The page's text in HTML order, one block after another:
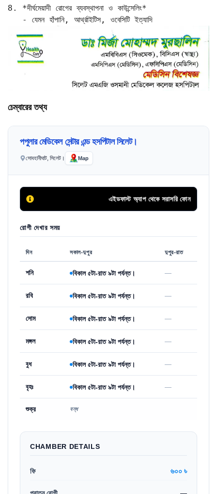
8. *দীর্ঘমেয়াদী রোগের ব্যবস্থাপনা ও কাউন্সেলিং*
   - যেমন হাঁপানি, আর্থ্রাইটিস, ওবেসিটি ইত্যাদি
চেম্বারের তথ্য
পপুলার মেডিকেল সেন্টার এন্ড হসপিটাল সিলেট।
সোবহানীঘাট, সিলেট। Map
এইডফাস্ট অ্যাপ থেকে সরাসরি ফোন কলের মাধ্যমে
রোগী দেখার সময়
দিন সকাল-দুপুর দুপুর-রাত
শনি বিকাল ৫টা-রাত ৯টা পর্যন্ত। —
রবি বিকাল ৫টা-রাত ৯টা পর্যন্ত। —
সোম বিকাল ৫টা-রাত ৯টা পর্যন্ত। —
মঙ্গল বিকাল ৫টা-রাত ৯টা পর্যন্ত। —
বুধ বিকাল ৫টা-রাত ৯টা পর্যন্ত। —
বৃহঃ বিকাল ৫টা-রাত ৯টা পর্যন্ত। —
শুক্র বন্ধ
CHAMBER DETAILS
ফি ৬০০ ৳